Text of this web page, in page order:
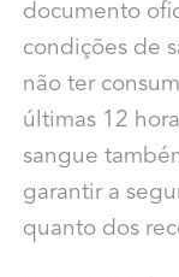
documento
condições de
não ter
últimas 12
sangue
garantir a
quanto dos